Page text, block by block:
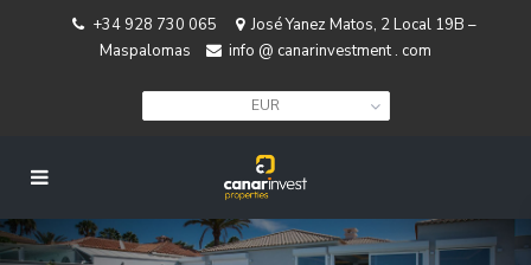
+34 928 730 065
José Yanez Matos, 2 Local 19B –
Maspalomas
info @ canarinvestment . com
EUR